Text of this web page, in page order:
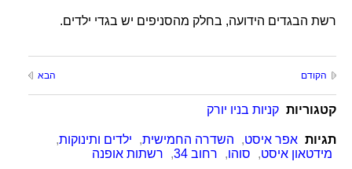
רשת הבגדים הידועה, בחלק מהסניפים יש בגדי ילדים.
הקודם הבא
קטגוריות קניות בניו יורק
תגיות אפר איסט, השדרה החמישית, ילדים ותינוקות,
מידטאון איסט, סוהו, רחוב 34 , רשתות אופנה